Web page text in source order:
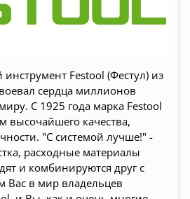
Festool (Фестул) из
сердца миллионов
С 1925 года марка Festool
высочайшего качества,
"С системой лучше!" -
расходные материалы
и комбинируются друг с
Вас в мир владельцев